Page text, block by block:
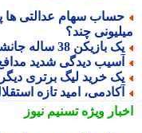
سهام عدالتی ها
چند؟
بازیکن 38 ساله جانشین مرتضی شریفی شد!
دیدگی شدید مدافع
خرید لیگ برتری دیگر
امید تازه
ویژهتسنیم نیوز